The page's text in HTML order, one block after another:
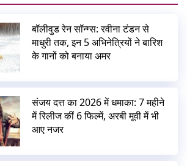
बॉलीवुड रेन सॉन्ग्स: रवीना टंडन से
माधुरी तक, इन 5 अभिनेत्रियों ने बारिश
के गानों को बनाया अमर
संजय दत्त का 2026 में धमाका: 7 महीने
में रिलीज कीं 6 फिल्में, अरबी मूवी में भी
आए नजर